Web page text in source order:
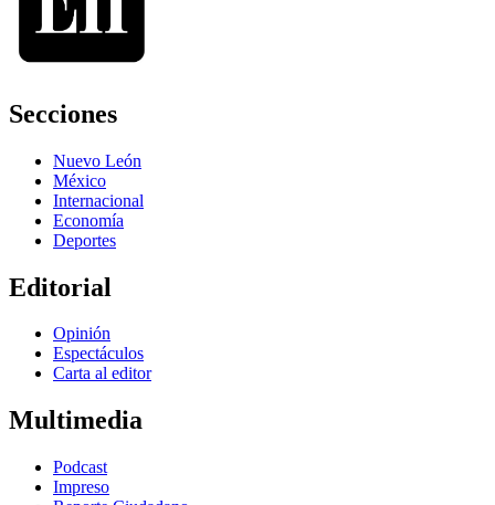
Secciones
Nuevo León
México
Internacional
Economía
Deportes
Editorial
Opinión
Espectáculos
Carta al editor
Multimedia
Podcast
Impreso